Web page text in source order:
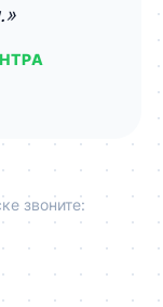
звоните: